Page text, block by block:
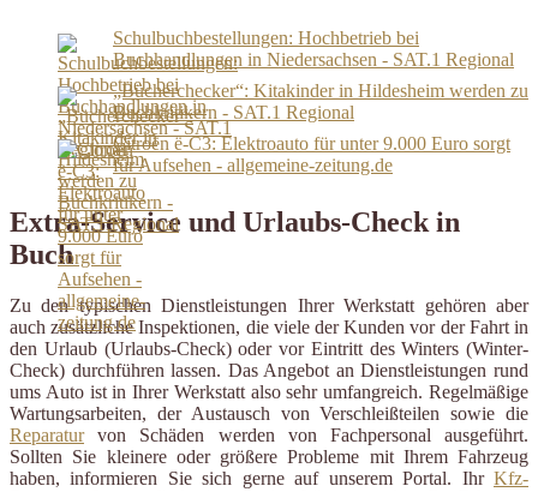
Schulbuchbestellungen: Hochbetrieb bei
Buchhandlungen in Niedersachsen - SAT.1 Regional
„Bücherchecker“: Kitakinder in Hildesheim werden zu
Buchkritikern - SAT.1 Regional
Citroën ë-C3: Elektroauto für unter 9.000 Euro sorgt
für Aufsehen - allgemeine-zeitung.de
Extra-Service und Urlaubs-Check in
Buch
Zu den typischen Dienstleistungen Ihrer Werkstatt gehören aber
auch zusätzliche Inspektionen, die viele der Kunden vor der Fahrt in
den Urlaub (Urlaubs-Check) oder vor Eintritt des Winters (Winter-
Check) durchführen lassen. Das Angebot an Dienstleistungen rund
ums Auto ist in Ihrer Werkstatt also sehr umfangreich. Regelmäßige
Wartungsarbeiten, der Austausch von Verschleißteilen sowie die
Reparaturvon Schäden werden von Fachpersonal ausgeführt.
Sollten Sie kleinere oder größere Probleme mit Ihrem Fahrzeug
haben, informieren Sie sich gerne auf unserem Portal. Ihr Kfz-